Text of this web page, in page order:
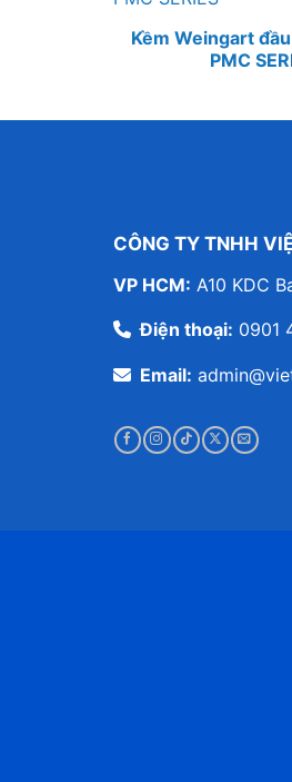
Kềm Weingart
PMC
CÔNG TY TNHH
VP HCM: A10 KDC
Điện thoại: 0901
Email: